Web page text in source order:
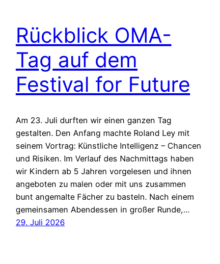
Rückblick OMA-
Tag auf dem
Festival for Future
Am 23. Juli durften wir einen ganzen Tag
gestalten. Den Anfang machte Roland Ley mit
seinem Vortrag: Künstliche Intelligenz – Chancen
und Risiken. Im Verlauf des Nachmittags haben
wir Kindern ab 5 Jahren vorgelesen und ihnen
angeboten zu malen oder mit uns zusammen
bunt angemalte Fächer zu basteln. Nach einem
gemeinsamen Abendessen in großer Runde,…
29. Juli 2026